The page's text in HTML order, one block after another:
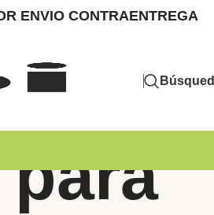
ENVIO CONTRAENTREGA